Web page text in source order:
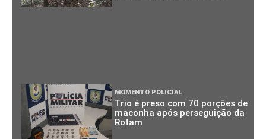
MOMENTO POLICIAL
Trio é preso com 70 porções de
maconha após perseguição da
Rotam